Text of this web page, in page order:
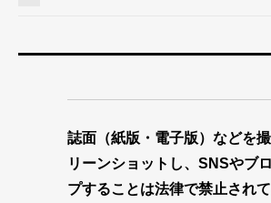
誌面（紙版・電子版）などを
リーンショットし、SNSやブ
プすることは法律で禁止されて